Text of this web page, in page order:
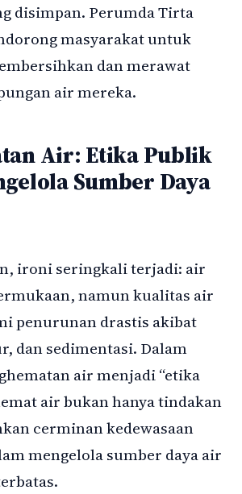
disimpan. Perumda Tirta
masyarakat untuk
dan merawat
air mereka.
Air: Etika Publik
Sumber Daya
ironi seringkali terjadi: air
namun kualitas air
penurunan drastis akibat
dan sedimentasi. Dalam
air menjadi “etika
air bukan hanya tindakan
cerminan kedewasaan
mengelola sumber daya air